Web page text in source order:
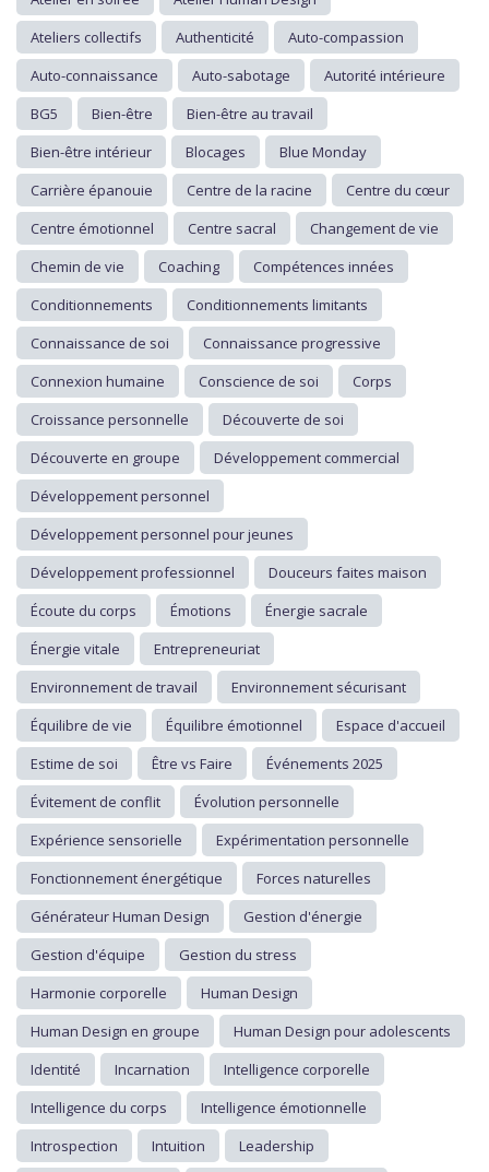
Ateliers collectifs
Authenticité
Auto-compassion
Auto-connaissance
Auto-sabotage
Autorité intérieure
BG5
Bien-être
Bien-être au travail
Bien-être intérieur
Blocages
Blue Monday
Carrière épanouie
Centre de la racine
Centre du cœur
Centre émotionnel
Centre sacral
Changement de vie
Chemin de vie
Coaching
Compétences innées
Conditionnements
Conditionnements limitants
Connaissance de soi
Connaissance progressive
Connexion humaine
Conscience de soi
Corps
Croissance personnelle
Découverte de soi
Découverte en groupe
Développement commercial
Développement personnel
Développement personnel pour jeunes
Développement professionnel
Douceurs faites maison
Écoute du corps
Émotions
Énergie sacrale
Énergie vitale
Entrepreneuriat
Environnement de travail
Environnement sécurisant
Équilibre de vie
Équilibre émotionnel
Espace d'accueil
Estime de soi
Être vs Faire
Événements 2025
Évitement de conflit
Évolution personnelle
Expérience sensorielle
Expérimentation personnelle
Fonctionnement énergétique
Forces naturelles
Générateur Human Design
Gestion d'énergie
Gestion d'équipe
Gestion du stress
Harmonie corporelle
Human Design
Human Design en groupe
Human Design pour adolescents
Identité
Incarnation
Intelligence corporelle
Intelligence du corps
Intelligence émotionnelle
Introspection
Intuition
Leadership